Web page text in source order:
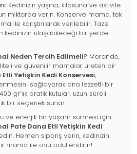
Kedinizin yaşına, kilosuna ve aktivite
miktarda verin. Konserve mama, tek
ile karıştırılarak verilebilir. Taze
kedinizin ulaşabileceği bir yerde
Neden Tercih Edilmeli? Morando,
ve güvenilir mamalar üreten bir
Yetişkin Kedi Konservesi,
sağlayarak ona lezzetli bir
gr’lık pratik kutular, uzun süreli
bir seçenek sunar.
ve enerjik bir yaşam sürmesi için
Pate Dana Etli Yetişkin Kedi
Hemen sipariş verin, kedinizin
mama ile onu ödüllendirin!